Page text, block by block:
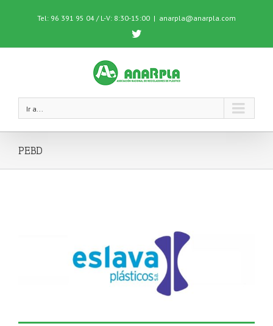
Tel: 96 391 95 04 / L-V: 8:30-15:00 | anarpla@anarpla.com
Twitter
Ir a...
PEBD